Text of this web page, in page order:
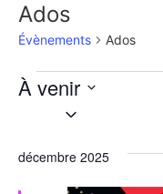
Ados
Évènements Ados
À venir
Sélectionnez
décembre 2025